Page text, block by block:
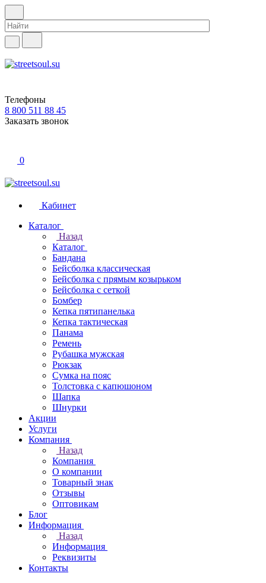
Телефоны
8 800 511 88 45
Заказать звонок
0
Кабинет
Каталог
Назад
Каталог
Бандана
Бейсболка классическая
Бейсболка с прямым козырьком
Бейсболка с сеткой
Бомбер
Кепка пятипанелька
Кепка тактическая
Панама
Ремень
Рубашка мужская
Рюкзак
Сумка на пояс
Толстовка с капюшоном
Шапка
Шнурки
Акции
Услуги
Компания
Назад
Компания
О компании
Товарный знак
Отзывы
Оптовикам
Блог
Информация
Назад
Информация
Реквизиты
Контакты